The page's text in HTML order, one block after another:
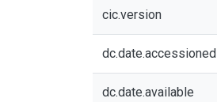
cic.version
dc.date.accessioned
dc.date.available